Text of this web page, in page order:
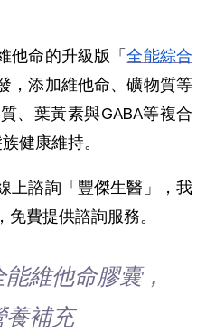
他命的升級版「全能綜合
，添加維他命、礦物質等
、葉黃素與GABA等複合
健康維持。
上諮詢「豐傑生醫」，我
費提供諮詢服務。
維他命膠囊，
養補充